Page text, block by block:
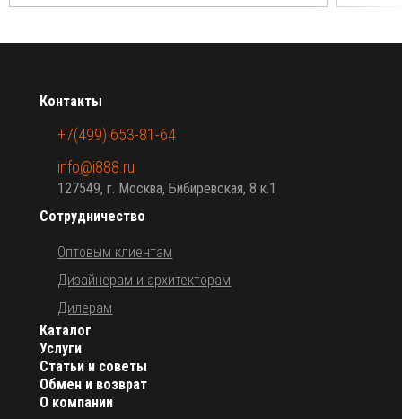
О компании
Каталог
Услуги
Статьи и советы
Обмен и возврат
Сотрудничество
Оптовым клиентам
Дизайнерам и архитекторам
Дилерам
Контакты
+7(499) 653-81-64
info@i888.ru
127549, г. Москва, Бибиревская, 8 к.1